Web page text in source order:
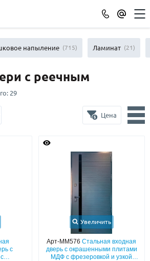
(715)
напыление (715) Ламинат (21)
с реечным
29
Цена
с
Увеличить
Арт-ММ576Стальная входная
дверь с окрашенными плитами
МДФ с фрезеровкой и узкой